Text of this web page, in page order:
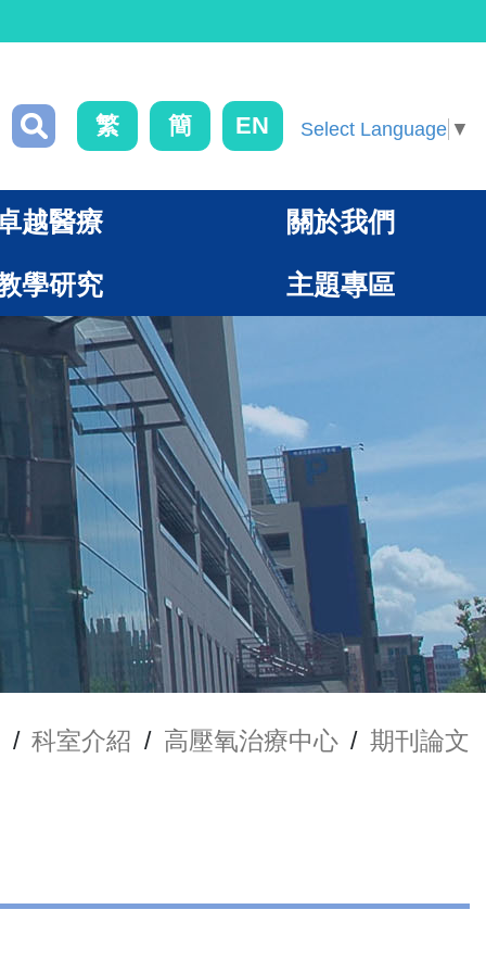
繁 簡 EN Select Language ▼
越醫療 關於我們
學研究 主題專區
/ 科室介紹 / 高壓氧治療中心 / 期刊論文